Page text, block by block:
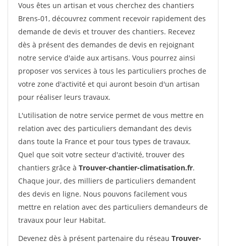
Vous êtes un artisan et vous cherchez des chantiers
Brens-01, découvrez comment recevoir rapidement des
demande de devis et trouver des chantiers. Recevez
dès à présent des demandes de devis en rejoignant
notre service d'aide aux artisans. Vous pourrez ainsi
proposer vos services à tous les particuliers proches de
votre zone d'activité et qui auront besoin d'un artisan
pour réaliser leurs travaux.
L'utilisation de notre service permet de vous mettre en
relation avec des particuliers demandant des devis
dans toute la France et pour tous types de travaux.
Quel que soit votre secteur d'activité, trouver des
chantiers grâce à Trouver-chantier-climatisation.fr.
Chaque jour, des milliers de particuliers demandent
des devis en ligne. Nous pouvons facilement vous
mettre en relation avec des particuliers demandeurs de
travaux pour leur Habitat.
Devenez dès à présent partenaire du réseau Trouver-